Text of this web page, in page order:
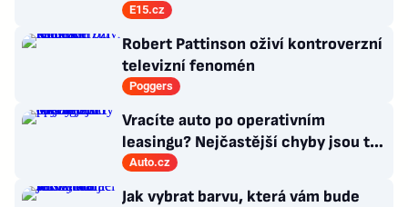
příležitosti je pošle do světa
E15.cz
Robert Pattinson oživí kontroverzní
televizní fenomén
Poggers
Vracíte auto po operativním
leasingu? Nejčastější chyby jsou ty
triviální
Auto.cz
Jak vybrat barvu, která vám bude